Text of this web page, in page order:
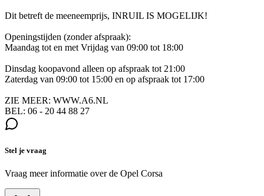
Dit betreft de meeneemprijs, INRUIL IS MOGELIJK!
Openingstijden (zonder afspraak):
Maandag tot en met Vrijdag van 09:00 tot 18:00
Dinsdag koopavond alleen op afspraak tot 21:00
Zaterdag van 09:00 tot 15:00 en op afspraak tot 17:00
ZIE MEER: WWW.A6.NL
BEL: 06 - 20 44 88 27
Stel je vraag
Vraag meer informatie over de Opel Corsa